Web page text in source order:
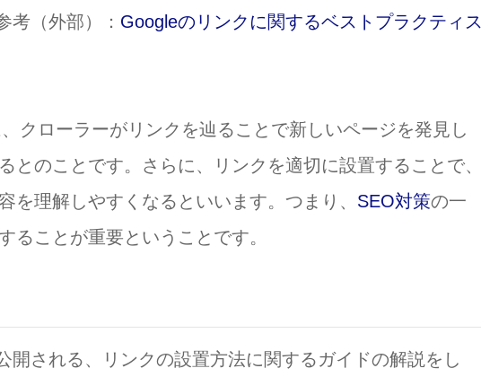
考（外部）： Googleのリンクに関するベストプラクティス
クローラーがリンクを辿ることで新しいページを発見し
とのことです。さらに、リンクを適切に設置することで、
を理解しやすくなるといいます。つまり、 SEO対策の一
ることが重要ということです。
開される、リンクの設置方法に関するガイドの解説をし